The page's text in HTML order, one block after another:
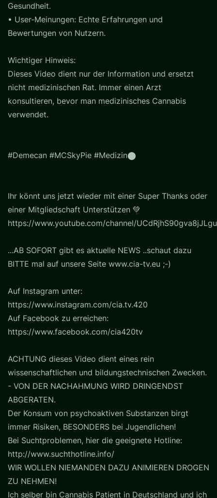
Gesundheit.
• User-Meinungen: Echte Erfahrungen und
Bewertungen von Nutzern.
Wichtiger Hinweis:
Dieses Video dient nur der Information und ersetzt
nicht medizinischen Rat. Immer einen Arzt
konsultieren, bevor man medizinisches Cannabis
verwendet.
#Demecan #MCSkyPie #Medizin⬤
Ihr könnt uns jetzt wieder mit einer Super Thanks oder
einer Mitgliedschaft Unterstützen 💚
https://www.youtube.com/channel/
...AB SOFORT gibt es aktuelle NEWS ..schaut dazu
BITTE mal auf unsere Seite www.cia-tv.eu ;-)
Auf Instagram unter:
https://www.instagram.com/cia.tv.420
Auf Facebook zu erreichen:
https://www.facebook.com/cia420tv
ACHTUNG dieses Video dient eines rein
wissenschaftlichen und bildungstechnischen Zwecken.
- VON DER NACHAHMUNG WIRD DRINGENDST
ABGERATEN.
Der Konsum von psychoaktiven Substanzen birgt
immer Risiken, BESONDERS bei Jugendlichen!
Bei Suchtproblemen, hier die geeignete Hotline:
http://www.suchthotline.info/
WIR WOLLEN NIEMANDEN DAZU ANIMIEREN DROGEN
ZU NEHMEN!
Ich selber bin Cannabis Patient in Deutschland und ich